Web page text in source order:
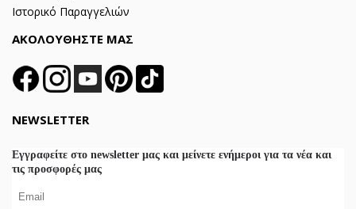
Ιστορικό Παραγγελιών
ΑΚΟΛΟΥΘΗΣΤΕ ΜΑΣ
NEWSLETTER
Εγγραφείτε στο newsletter μας και μείνετε ενήμεροι για τα νέα και
τις προσφορές μας